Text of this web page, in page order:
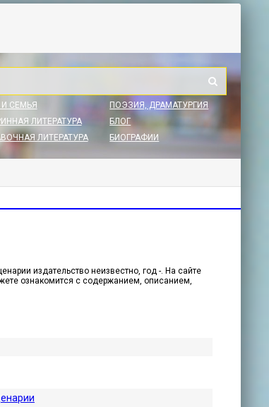
СЕМЬЯ
ЛИТЕРАТУРА
ЛИТЕРАТУРА
ПОЭЗИЯ, ДРАМАТУРГИЯ
БЛОГ
БИОГРАФИИ
издательство неизвестно, год -. На сайте
ознакомится с содержанием, описанием,